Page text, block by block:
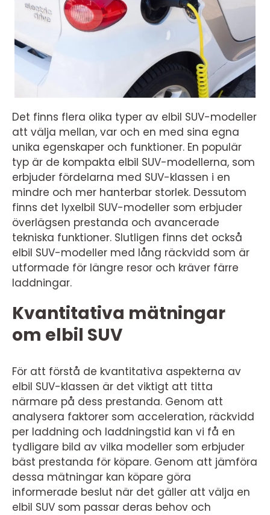
Det finns flera olika typer av elbil SUV-modeller
att välja mellan, var och en med sina egna
unika egenskaper och funktioner. En populär
typ är de kompakta elbil SUV-modellerna, som
erbjuder fördelarna med SUV-klassen i en
mindre och mer hanterbar storlek. Dessutom
finns det lyxelbil SUV-modeller som erbjuder
överlägsen prestanda och avancerade
tekniska funktioner. Slutligen finns det också
elbil SUV-modeller med lång räckvidd som är
utformade för längre resor och kräver färre
laddningar.
Kvantitativa mätningar
om elbil SUV
För att förstå de kvantitativa aspekterna av
elbil SUV-klassen är det viktigt att titta
närmare på dess prestanda. Genom att
analysera faktorer som acceleration, räckvidd
per laddning och laddningstid kan vi få en
tydligare bild av vilka modeller som erbjuder
bäst prestanda för köpare. Genom att jämföra
dessa mätningar kan köpare göra
informerade beslut när det gäller att välja en
elbil SUV som passar deras behov och